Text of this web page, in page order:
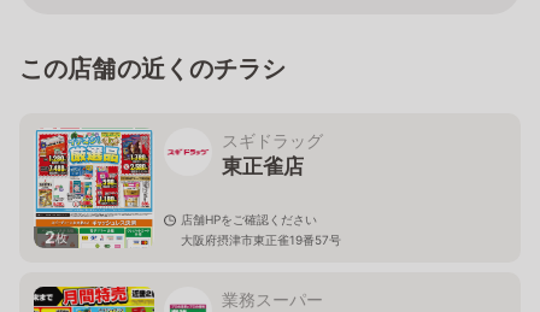
この店舗の近くのチラシ
2枚
スギドラッグ
東正雀店
店舗HPをご確認ください
大阪府摂津市東正雀19番57号
業務スーパー